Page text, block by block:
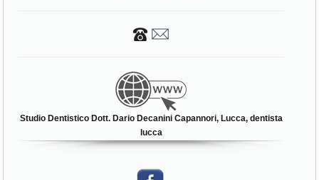
Studio Dentistico Dott. Dario Decanini Capannori, Lucca, dentista
lucca